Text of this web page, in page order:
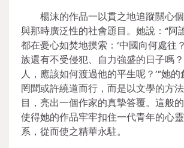
楊沫的作品一以貫之地追蹤關心
與那時廣泛性的社會題目。她說：“阿
都在憂心如焚地摸索：‘中國向何處往
族還有不受侵犯、自力強盛的日子嗎
人，應該如何渡過他的平生呢？’”她
罔聞或許繞道而行，而是以文學的方
目，亮出一個作家的真摯答覆。這般
使得她的作品牢牢扣住一代青年的心
系，從而使之精華永駐。